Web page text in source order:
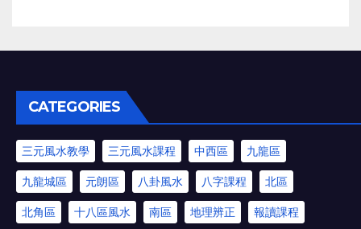
CATEGORIES
三元風水教學 三元風水課程 中西區 九龍區
九龍城區 元朗區 八卦風水 八字課程 北區
北角區 十八區風水 南區 地理辨正 報讀課程